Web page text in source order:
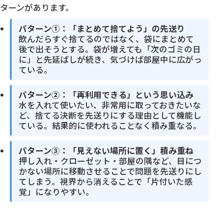
ターンがあります。
パターン①：「まとめて捨てよう」の先送り
飲んだらすぐ捨てるのではなく、袋にまとめて
後で出そうとする。袋が増えても「次のゴミの日
に」と先延ばしが続き、気づけば部屋中に広がっ
ている。
パターン②：「再利用できる」という思い込み
水を入れて使いたい、非常用に取っておきたいな
ど、捨てる決断を先送りにする理由として機能し
ている。結果的に使われることなく積み重なる。
パターン③：「見えない場所に置く」積み重ね
押し入れ・クローゼット・部屋の隅など、目につ
かない場所に移動させることで問題を先送りにし
てしまう。視界から消えることで「片付いた感
覚」になりやすい。